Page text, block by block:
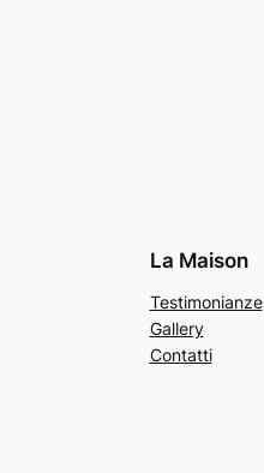
La Maison
Testimonianze
Gallery
Contatti